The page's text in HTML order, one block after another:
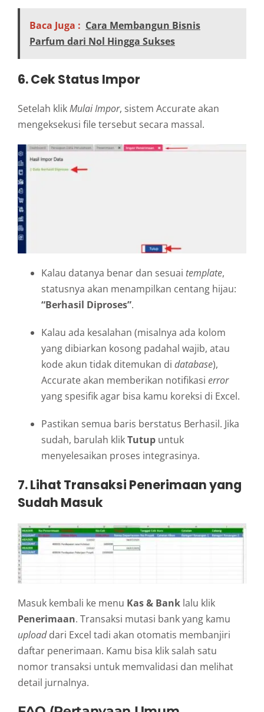
Baca Juga : Cara Membangun Bisnis
Parfum dari Nol Hingga Sukses
6. Cek Status Impor
Setelah klikMulai Impor, sistem Accurate akan
mengeksekusi file tersebut secara massal.
Kalau datanya benar dan sesuai template,
statusnya akan menampilkan centang hijau:
“Berhasil Diproses”.
Kalau ada kesalahan (misalnya ada kolom
yang dibiarkan kosong padahal wajib, atau
kode akun tidak ditemukan di database),
Accurate akan memberikan notifikasi error
yang spesifik agar bisa kamu koreksi di Excel.
Pastikan semua baris berstatus Berhasil. Jika
sudah, barulah klikTutup untuk
menyelesaikan proses integrasinya.
7. Lihat Transaksi Penerimaan yang
Sudah Masuk
Masuk kembali ke menu Kas & Bank lalu klik
Penerimaan. Transaksi mutasi bank yang kamu
uploaddari Excel tadi akan otomatis membanjiri
daftar penerimaan. Kamu bisa klik salah satu
nomor transaksi untuk memvalidasi dan melihat
detail jurnalnya.